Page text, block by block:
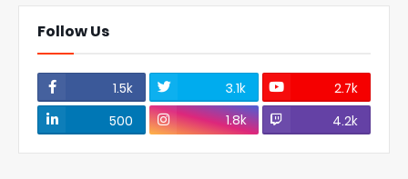
Follow Us
1.5k 3.1k
2.7k
500
1.8k 4.2k